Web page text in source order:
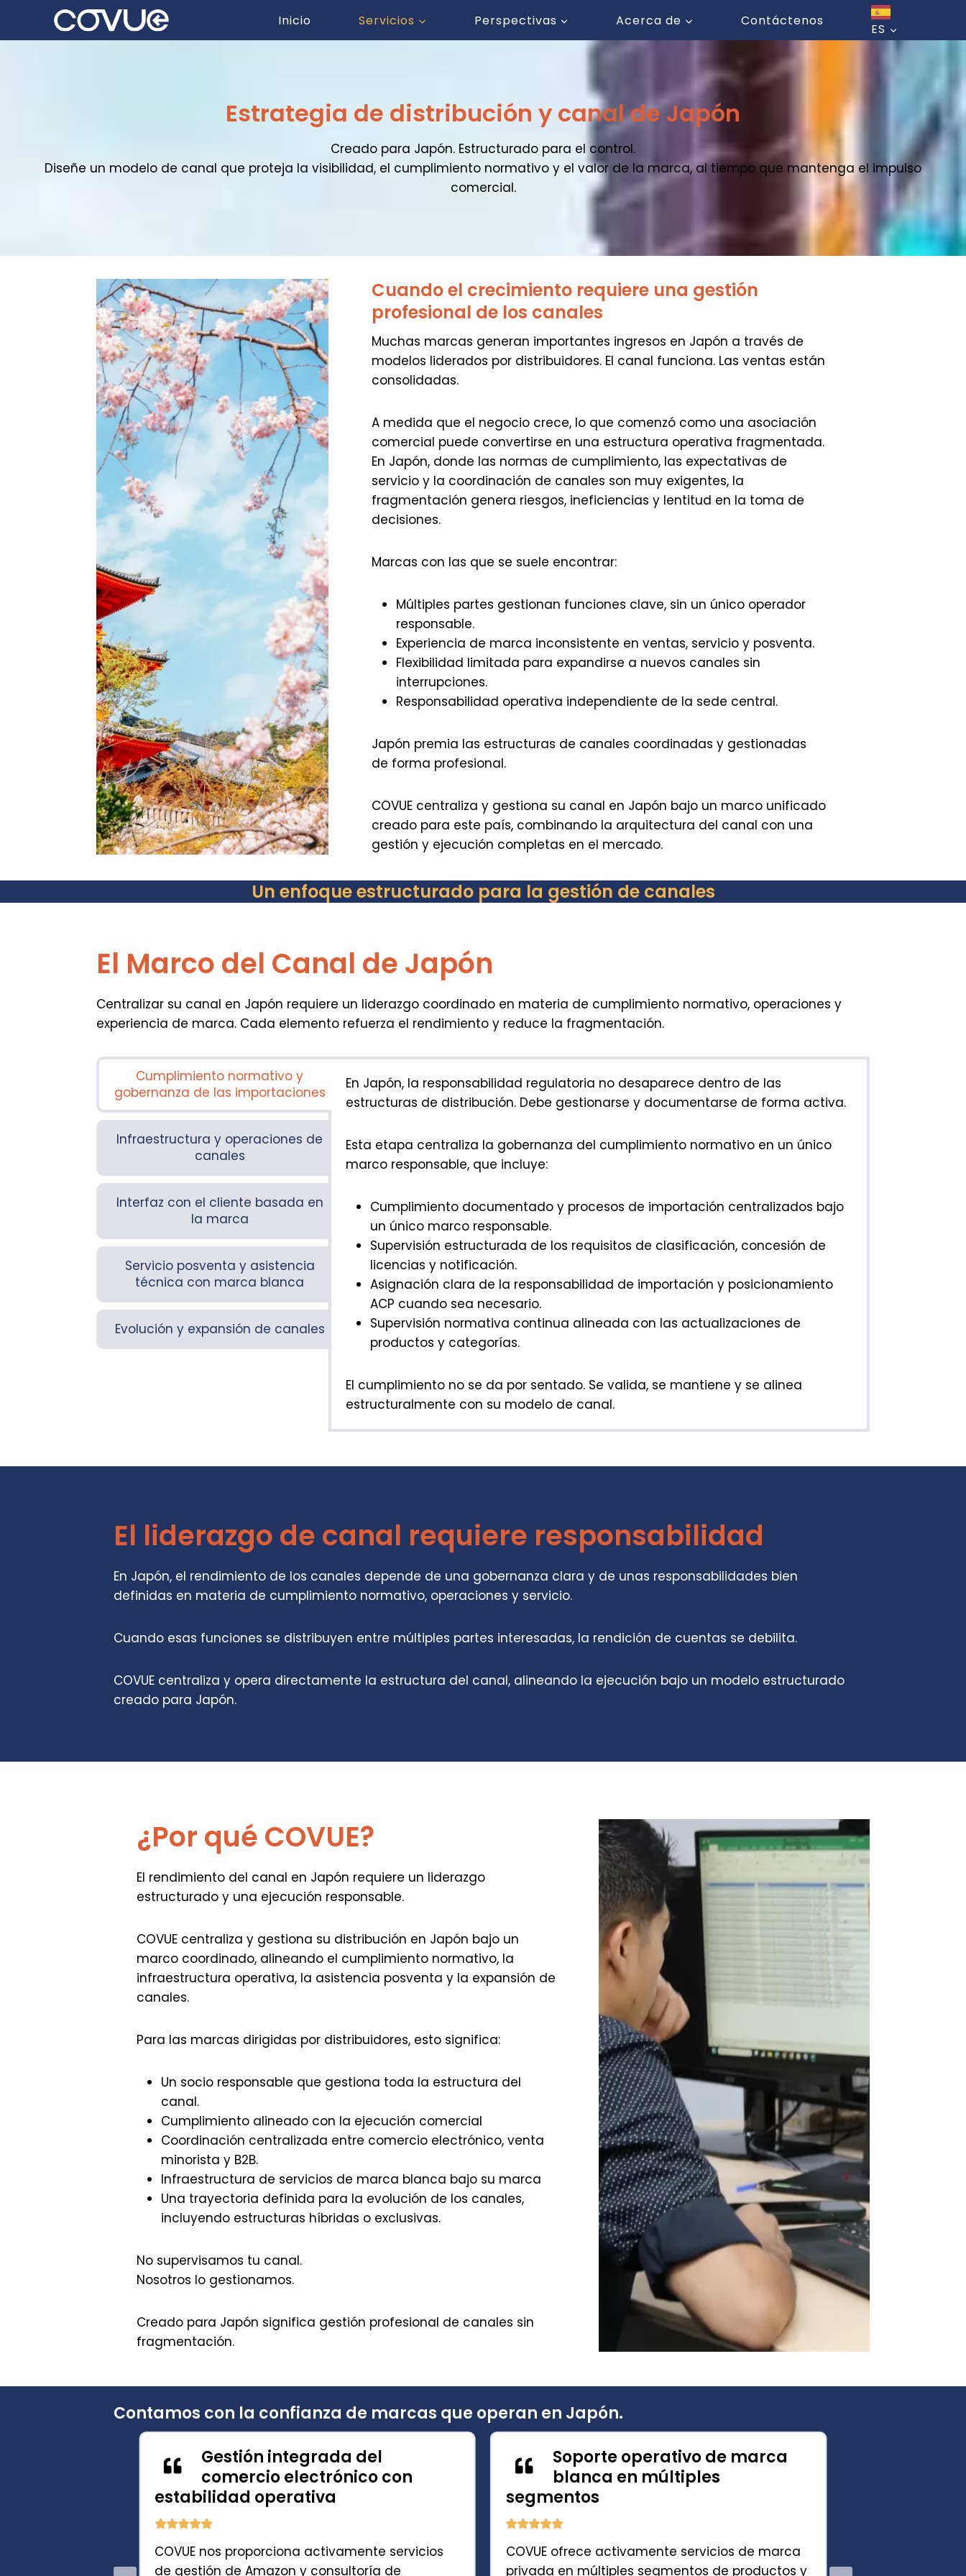
Inicio Servicios Perspectivas Acerca de Contáctenos
ES
Estrategia de distribución y canal de Japón
Creado para Japón. Estructurado para el control.
Diseñe un modelo de canal que proteja la visibilidad, el cumplimiento normativo y el valor de la marca, al tiempo que mantenga el impulso
comercial.
Cuando el crecimiento requiere una gestión
profesional de los canales
Muchas marcas generan importantes ingresos en Japón a través de
modelos liderados por distribuidores. El canal funciona. Las ventas están
consolidadas.
A medida que el negocio crece, lo que comenzó como una asociación
comercial puede convertirse en una estructura operativa fragmentada.
En Japón, donde las normas de cumplimiento, las expectativas de
servicio y la coordinación de canales son muy exigentes, la
fragmentación genera riesgos, ineficiencias y lentitud en la toma de
decisiones.
Marcas con las que se suele encontrar:
Múltiples partes gestionan funciones clave, sin un único operador
responsable.
Experiencia de marca inconsistente en ventas, servicio y posventa.
Flexibilidad limitada para expandirse a nuevos canales sin
interrupciones.
Responsabilidad operativa independiente de la sede central.
Japón premia las estructuras de canales coordinadas y gestionadas
de forma profesional.
COVUE centraliza y gestiona su canal en Japón bajo un marco unificado
creado para este país, combinando la arquitectura del canal con una
gestión y ejecución completas en el mercado.
Un enfoque estructurado para la gestión de canales
El Marco del Canal de Japón
Centralizar su canal en Japón requiere un liderazgo coordinado en materia de cumplimiento normativo, operaciones y
experiencia de marca. Cada elemento refuerza el rendimiento y reduce la fragmentación.
Cumplimiento normativo y
gobernanza de las importaciones
Infraestructura y operaciones de
canales
Interfaz con el cliente basada en
la marca
Servicio posventa y asistencia
técnica con marca blanca
Evolución y expansión de canales
En Japón, la responsabilidad regulatoria no desaparece dentro de las
estructuras de distribución. Debe gestionarse y documentarse de forma activa.
Esta etapa centraliza la gobernanza del cumplimiento normativo en un único
marco responsable, que incluye:
Cumplimiento documentado y procesos de importación centralizados bajo
un único marco responsable.
Supervisión estructurada de los requisitos de clasificación, concesión de
licencias y notificación.
Asignación clara de la responsabilidad de importación y posicionamiento
ACP cuando sea necesario.
Supervisión normativa continua alineada con las actualizaciones de
productos y categorías.
El cumplimiento no se da por sentado. Se valida, se mantiene y se alinea
estructuralmente con su modelo de canal.
El liderazgo de canal requiere responsabilidad
En Japón, el rendimiento de los canales depende de una gobernanza clara y de unas responsabilidades bien
definidas en materia de cumplimiento normativo, operaciones y servicio.
Cuando esas funciones se distribuyen entre múltiples partes interesadas, la rendición de cuentas se debilita.
COVUE centraliza y opera directamente la estructura del canal, alineando la ejecución bajo un modelo estructurado
creado para Japón.
¿Por qué COVUE?
El rendimiento del canal en Japón requiere un liderazgo
estructurado y una ejecución responsable.
COVUE centraliza y gestiona su distribución en Japón bajo un
marco coordinado, alineando el cumplimiento normativo, la
infraestructura operativa, la asistencia posventa y la expansión de
canales.
Para las marcas dirigidas por distribuidores, esto significa:
Un socio responsable que gestiona toda la estructura del
canal.
Cumplimiento alineado con la ejecución comercial
Coordinación centralizada entre comercio electrónico, venta
minorista y B2B.
Infraestructura de servicios de marca blanca bajo su marca
Una trayectoria definida para la evolución de los canales,
incluyendo estructuras híbridas o exclusivas.
No supervisamos tu canal.
Nosotros lo gestionamos.
Creado para Japón significa gestión profesional de canales sin
fragmentación.
Contamos con la confianza de marcas que operan en Japón.
Gestión integrada del
comercio electrónico con
estabilidad operativa
COVUE nos proporciona activamente servicios
de gestión de Amazon y consultoría de
Soporte operativo de marca
blanca en múltiples
segmentos
COVUE ofrece activamente servicios de marca
privada en múltiples segmentos de productos y